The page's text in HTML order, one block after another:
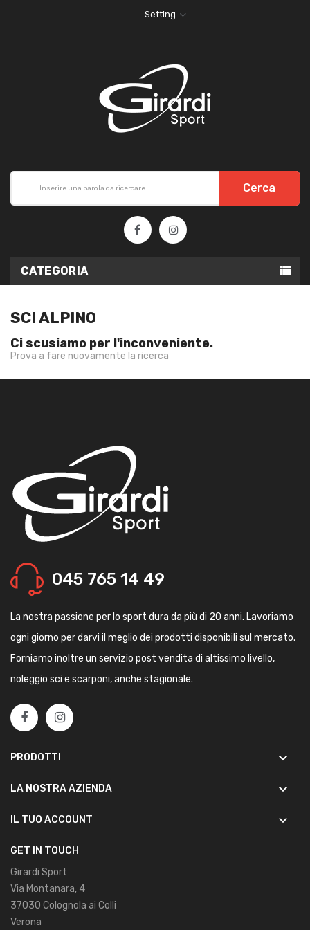
Setting
Cerca
CATEGORIA
SCI ALPINO
Ci scusiamo per l'inconveniente.
Prova a fare nuovamente la ricerca
045 765 14 49
La nostra passione per lo sport dura da più di 20 anni. Lavoriamo
ogni giorno per darvi il meglio dei prodotti disponibili sul mercato.
Forniamo inoltre un servizio post vendita di altissimo livello,
noleggio sci e scarponi, anche stagionale.
PRODOTTI keyboard_arrow_down
LA NOSTRA AZIENDA keyboard_arrow_down
IL TUO ACCOUNT keyboard_arrow_down
GET IN TOUCH
Girardi Sport
Via Montanara, 4
37030 Colognola ai Colli
Verona